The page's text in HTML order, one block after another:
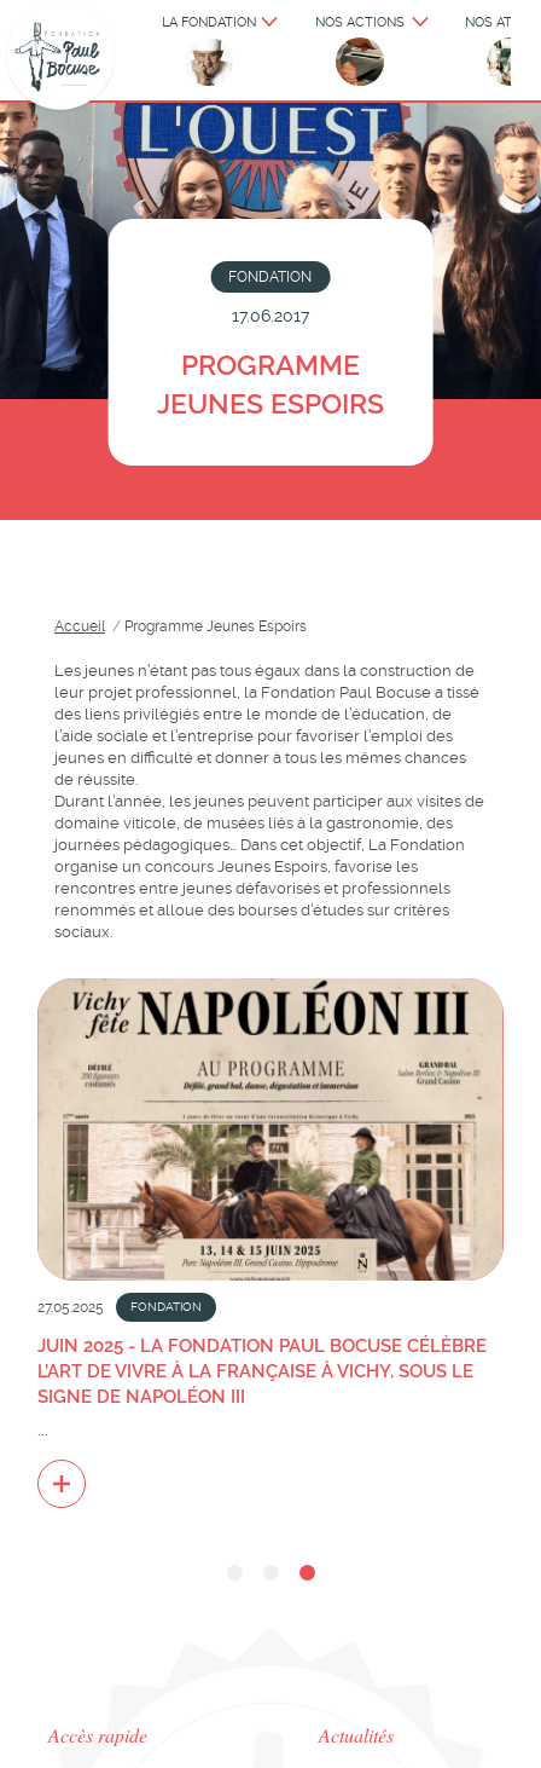
LA FONDATION NOS ACTIONS NOS
17.06.2017
FONDATION
PROGRAMME
JEUNES ESPOIRS
Accueil/ Programme Jeunes Espoirs
Les jeunes n’étant pas tous égaux dans la construction de
leur projet professionnel, la Fondation Paul Bocuse a tissé
des liens privilégiés entre le monde de l’éducation, de
l’aide sociale et l’entreprise pour favoriser l’emploi des
jeunes en difficulté et donner à tous les mêmes chances
de réussite.
Durant l’année, les jeunes peuvent participer aux visites de
domaine viticole, de musées liés à la gastronomie, des
journées pédagogiques… Dans cet objectif, La Fondation
organise un concours Jeunes Espoirs, favorise les
rencontres entre jeunes défavorisés et professionnels
renommés et alloue des bourses d’études sur critères
sociaux.
27.05.2025 FONDATION
JUIN 2025 - LA FONDATION PAUL BOCUSE CÉLÈBRE
L’ART DE VIVRE À LA FRANÇAISE À VICHY, SOUS LE
SIGNE DE NAPOLÉON III
Accès rapide Actualités